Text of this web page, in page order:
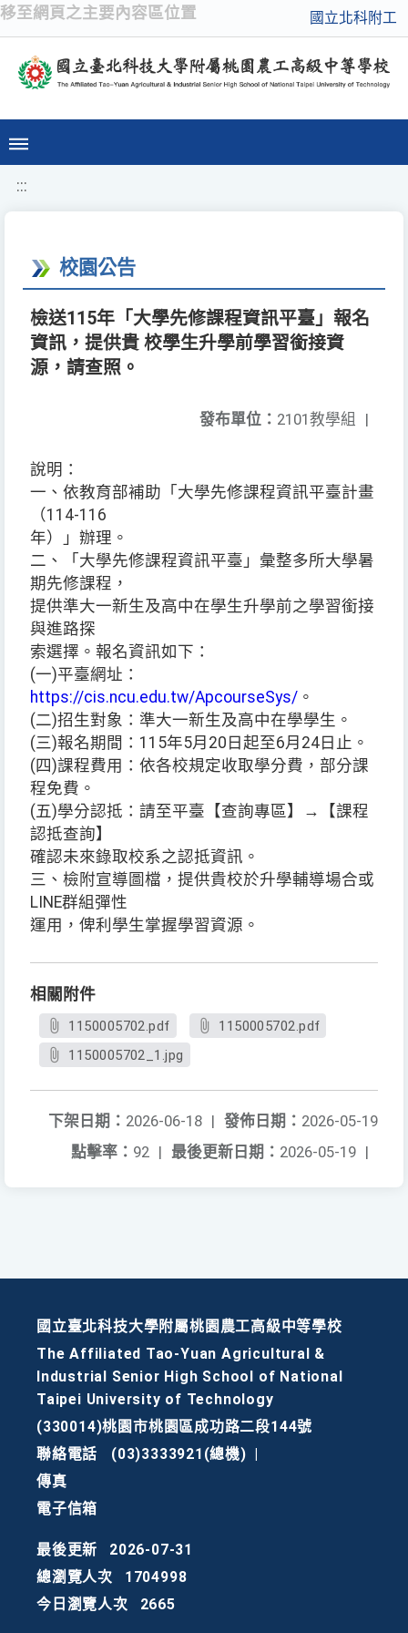
移至網頁之主要內容區位置 國立北科附工
:::
校園公告
檢送115年「大學先修課程資訊平臺」報名
資訊，提供貴 校學生升學前學習銜接資
源，請查照。
發布單位： 2101教學組 |
說明：
一、依教育部補助「大學先修課程資訊平臺計畫
（114-116
年）」辦理。
二、「大學先修課程資訊平臺」彙整多所大學暑
期先修課程，
提供準大一新生及高中在學生升學前之學習銜接
與進路探
索選擇。報名資訊如下：
(一)平臺網址：
https://cis.ncu.edu.tw/ApcourseSys/ 。
(二)招生對象：準大一新生及高中在學學生。
(三)報名期間：115年5月20日起至6月24日止。
(四)課程費用：依各校規定收取學分費，部分課
程免費。
(五)學分認抵：請至平臺【查詢專區】→【課程
認抵查詢】
確認未來錄取校系之認抵資訊。
三、檢附宣導圖檔，提供貴校於升學輔導場合或
LINE群組彈性
運用，俾利學生掌握學習資源。
相關附件
1150005702.pdf
1150005702.pdf
1150005702_1.jpg
發佈日期： 2026-05-19
下架日期： 2026-06-18 |
最後更新日期： 2026-05-19 |
點擊率： 92 |
國立臺北科技大學附屬桃園農工高級中等學校
The Affiliated Tao-Yuan Agricultural &
Industrial Senior High School of National
Taipei University of Technology
(330014)桃園市桃園區成功路二段144號
聯絡電話
(03)3333921(總機)
傳真
電子信箱
最後更新
2026-07-31
總瀏覽人次
1704998
今日瀏覽人次
2665